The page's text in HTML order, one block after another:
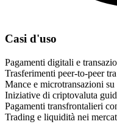
Casi d'uso
Pagamenti digitali e
Trasferimenti peer-to-peer
Mance e microtransazioni su
Iniziative di criptovaluta
Pagamenti transfrontalieri
Trading e liquidità nei